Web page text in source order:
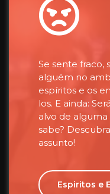
Se sente fraco,
alguém no
espíritos e os
los. E ainda:
alvo de alguma
sabe?
assunto!
Espiritos e